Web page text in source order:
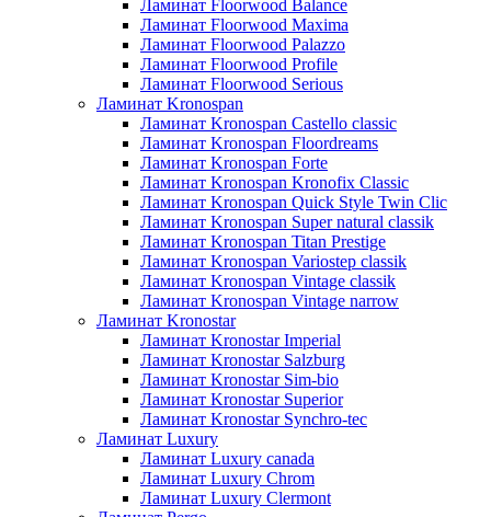
Ламинат Floorwood Balance
Ламинат Floorwood Maxima
Ламинат Floorwood Palazzo
Ламинат Floorwood Profile
Ламинат Floorwood Serious
Ламинат Kronospan
Ламинат Kronospan Castello classic
Ламинат Kronospan Floordreams
Ламинат Kronospan Forte
Ламинат Kronospan Kronofix Classic
Ламинат Kronospan Quick Style Twin Clic
Ламинат Kronospan Super natural classik
Ламинат Kronospan Titan Prestige
Ламинат Kronospan Variostep classik
Ламинат Kronospan Vintage classik
Ламинат Kronospan Vintage narrow
Ламинат Kronostar
Ламинат Kronostar Imperial
Ламинат Kronostar Salzburg
Ламинат Kronostar Sim-bio
Ламинат Kronostar Superior
Ламинат Kronostar Synchro-tec
Ламинат Luxury
Ламинат Luxury canada
Ламинат Luxury Chrom
Ламинат Luxury Clermont